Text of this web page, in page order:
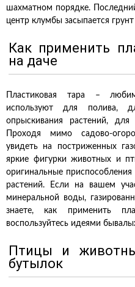
шахматном порядке.
центр клумбы засыпается
Как применить
на даче
Пластиковая тара –
используют для полива,
опрыскивания растений,
Проходя мимо садово-
увидеть на постриженных
яркие фигурки животных и
оригинальные
растений. Если на вашем
минеральной воды,
знаете, как применить
воспользуйтесь идеями
Птицы и
бутылок